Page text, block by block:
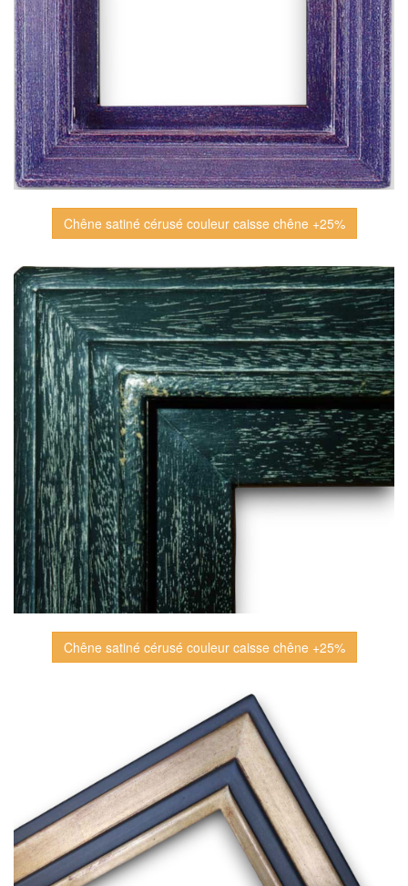
Chêne satiné cérusé couleur caisse chêne +25%
Chêne satiné cérusé couleur caisse chêne +25%